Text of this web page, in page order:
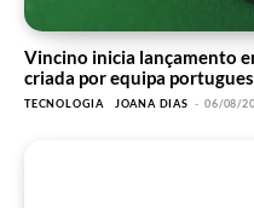
Vincino inicia lançamento
criada por equipa
TECNOLOGIA JOANA DIAS - 06/08/